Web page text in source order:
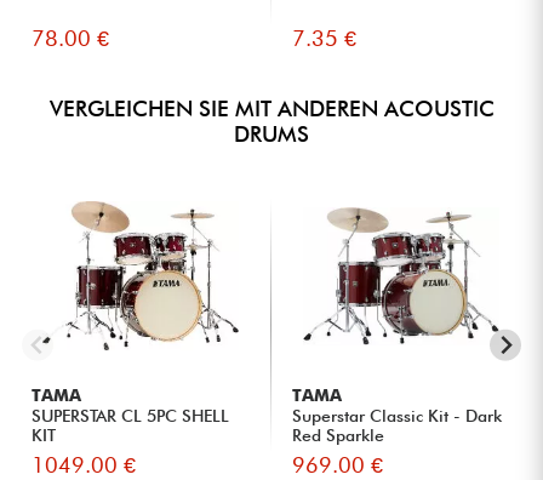
78.00 € 7.35 €
VERGLEICHEN SIE MIT ANDEREN ACOUSTIC
DRUMS
TAMA
SUPERSTAR CL 5PC SHELL
KIT
1049.00 €
TAMA
Superstar Classic Kit - Dark
Red Sparkle
969.00 €